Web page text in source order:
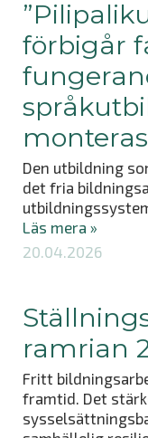
förbigår
Den utbildning
det fria
Läs mera »
20.04.2026
ramrian
Fritt
framtid. Det